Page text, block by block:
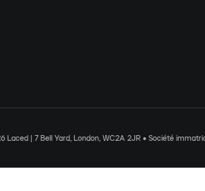
Laced | 7 Bell Yard, London, WC2A 2JR • Société